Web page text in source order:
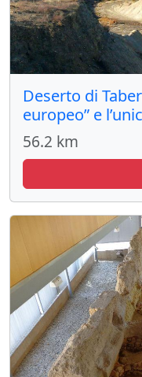
Deserto di
europeo” e
56.2 km